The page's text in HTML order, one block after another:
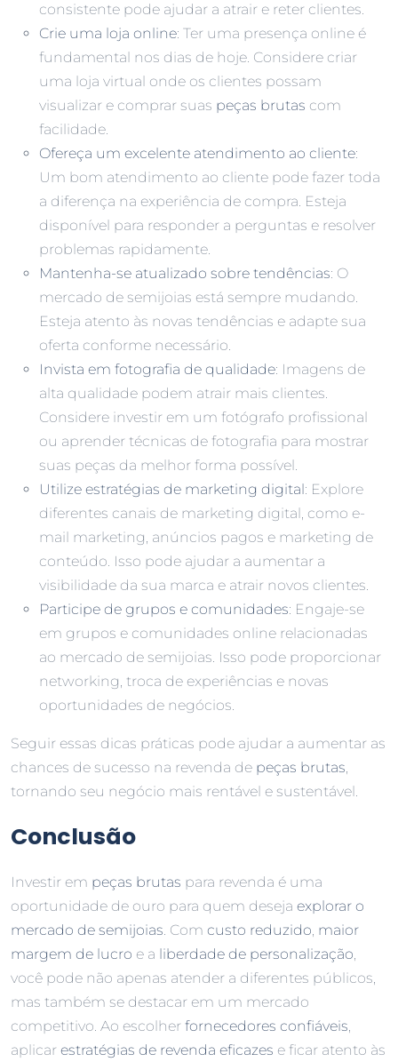
consistente pode ajudar a atrair e reter clientes.
Crie uma loja online: Ter uma presença online é
fundamental nos dias de hoje. Considere criar
uma loja virtual onde os clientes possam
visualizar e comprar suas peças brutas com
facilidade.
Ofereça um excelente atendimento ao cliente:
Um bom atendimento ao cliente pode fazer toda
a diferença na experiência de compra. Esteja
disponível para responder a perguntas e resolver
problemas rapidamente.
Mantenha-se atualizado sobre tendências: O
mercado de semijoias está sempre mudando.
Esteja atento às novas tendências e adapte sua
oferta conforme necessário.
Invista em fotografia de qualidade: Imagens de
alta qualidade podem atrair mais clientes.
Considere investir em um fotógrafo profissional
ou aprender técnicas de fotografia para mostrar
suas peças da melhor forma possível.
Utilize estratégias de marketing digital : Explore
diferentes canais de marketing digital, como e-
mail marketing, anúncios pagos e marketing de
conteúdo. Isso pode ajudar a aumentar a
visibilidade da sua marca e atrair novos clientes.
Participe de grupos e comunidades: Engaje-se
em grupos e comunidades online relacionadas
ao mercado de semijoias. Isso pode proporcionar
networking, troca de experiências e novas
oportunidades de negócios.
Seguir essas dicas práticas pode ajudar a aumentar as
chances de sucesso na revenda de peças brutas,
tornando seu negócio mais rentável e sustentável.
Conclusão
Investir em peças brutas para revenda é uma
oportunidade de ouro para quem deseja explorar o
mercado de semijoias. Com custo reduzido, maior
margem de lucro e a liberdade de personalização,
você pode não apenas atender a diferentes públicos,
mas também se destacar em um mercado
competitivo. Ao escolher fornecedores confiáveis,
aplicar estratégias de revenda eficazes e ficar atento às